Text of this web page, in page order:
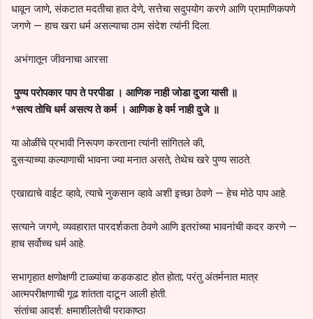
धावून जाणे, संकटात मदतीचा हात देणे, सत्तेचा सदुपयोग करणे आणि प्रामाणिकपणे
जगणे — हाच खरा धर्म असल्याचा ठाम संदेश त्यांनी दिला.
अभंगातून जीवनाचा आरसा
पुण्य परोपकार पाप ते परपीडा । आणिक नाही जोडा दुजा यासी ॥
*सत्य तोचि धर्म असत्य ते कर्म । आणिक हे वर्म नाही दुजे ॥
या ओळींचे प्रभावी निरूपण करताना त्यांनी सांगितले की,
दुसऱ्याच्या कल्याणाची भावना ज्या मनात असते, तेथेच खरे पुण्य साठते.
एखाद्याचे वाईट व्हावे, त्याचे नुकसान व्हावे अशी इच्छा ठेवणे — हेच मोठे पाप आहे.
सत्याने जगणे, व्यवहारात पारदर्शकता ठेवणे आणि इतरांच्या भावनांची कदर करणे —
हाच सर्वोच्च धर्म आहे.
सभागृहात क्षणोक्षणी टाळ्यांचा कडकडाट होत होता; परंतु अंतर्मनात मात्र
आत्मपरीक्षणाची गूढ शांतता दाटून आली होती.
संतांचा आदर्श: क्षमाशीलतेची पराकाष्ठा